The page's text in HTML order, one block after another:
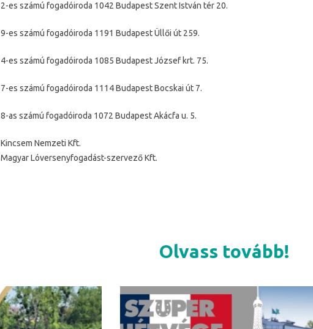
2-es számú fogadóiroda 1042 Budapest Szent István tér 20.
9-es számú fogadóiroda 1191 Budapest Üllői út 259.
4-es számú fogadóiroda 1085 Budapest József krt. 75.
7-es számú fogadóiroda 1114 Budapest Bocskai út 7.
8-as számú fogadóiroda 1072 Budapest Akácfa u. 5.
Kincsem Nemzeti Kft.
Magyar Lóversenyfogadást-szervező Kft.
Olvass tovább!